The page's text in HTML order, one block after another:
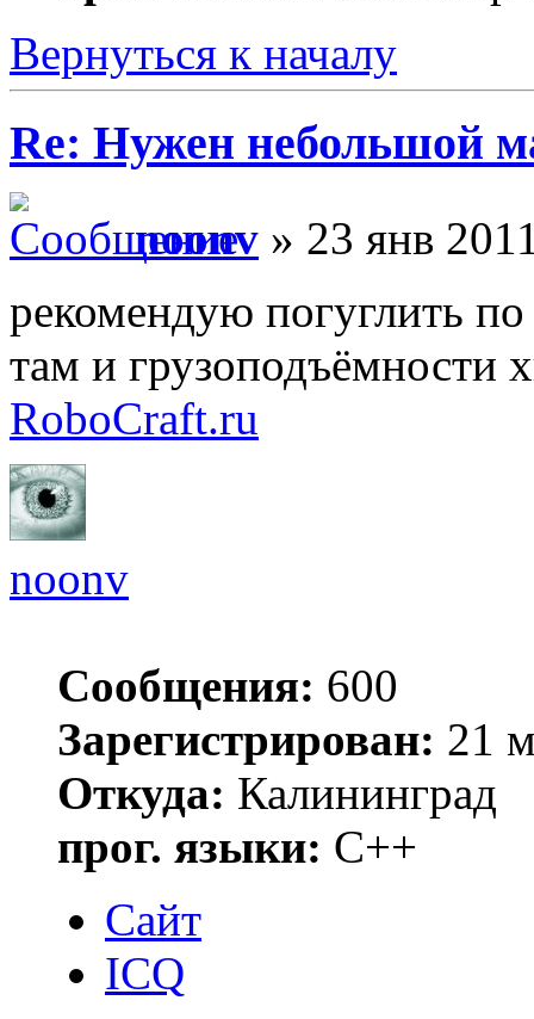
Вернуться к началу
Re: Нужен небольшой
noonv » 23 янв
рекомендую погуглить
там и грузоподъёмности
RoboCraft.ru
noonv
Сообщения: 600
Зарегистрирован: 21
Откуда: Калининград
прог. языки: C++
Сайт
ICQ